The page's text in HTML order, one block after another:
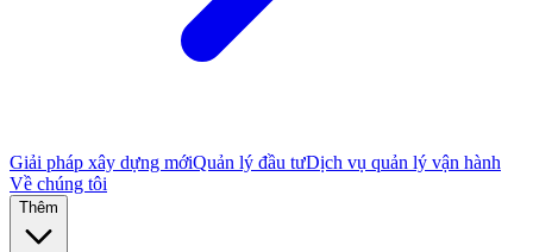
Giải pháp xây dựng mớiQuản lý đầu tưDịch vụ quản lý vận hành
Về chúng tôi
Thêm